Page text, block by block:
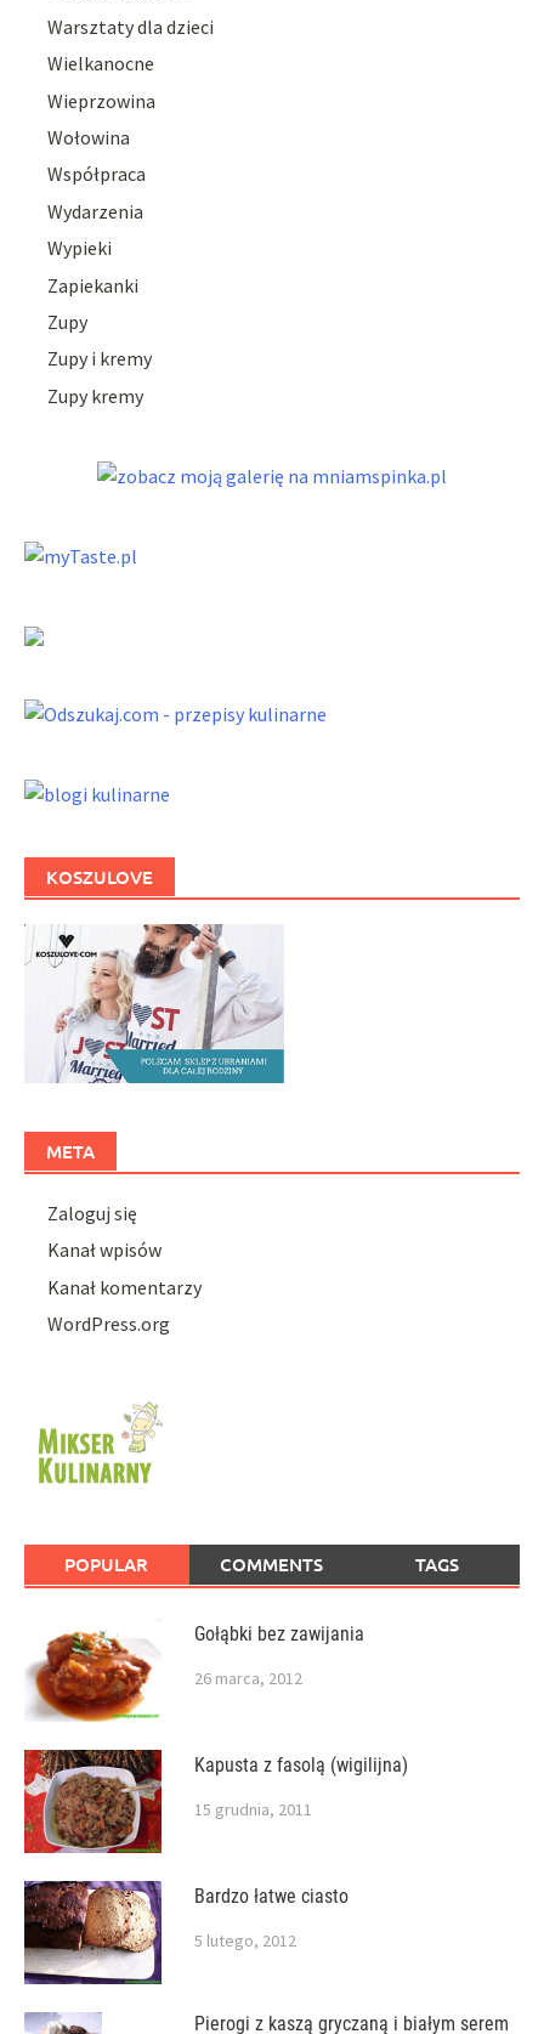
Warsztaty dla dzieci
Wielkanocne
Wieprzowina
Wołowina
Współpraca
Wydarzenia
Wypieki
Zapiekanki
Zupy
Zupy i kremy
Zupy kremy
KOSZULOVE
META
Zaloguj się
Kanał wpisów
Kanał komentarzy
WordPress.org
POPULAR COMMENTS TAGS
Gołąbki bez zawijania
26 marca, 2012
Kapusta z fasolą (wigilijna)
15 grudnia, 2011
Bardzo łatwe ciasto
5 lutego, 2012
Pierogi z kaszą gryczaną i białym serem